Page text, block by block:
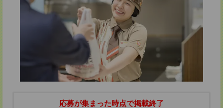
応募が集まった時点で掲載終了